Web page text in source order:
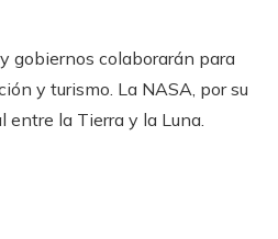
gobiernos colaborarán para
y turismo. La NASA, por su
entre la Tierra y la Luna.